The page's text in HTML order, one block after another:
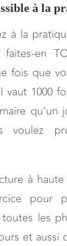
à la
à la
en
fois que
1000
qu’un
voulez
à
pour
les
et aussi